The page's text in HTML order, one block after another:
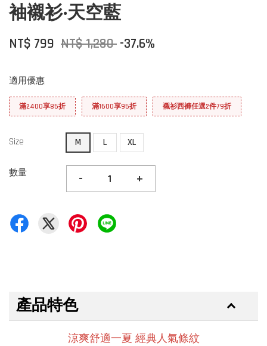
袖襯衫‧天空藍
NT$ 799 NT$ 1,280 -37.6%
適用優惠
滿2400享85折 滿1600享95折 襯衫西褲任選2件79折
Size M L XL
數量 - +
產品特色
涼爽舒適一夏 經典人氣條紋